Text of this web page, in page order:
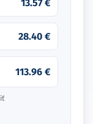
13.57 €
28.40 €
113.96 €